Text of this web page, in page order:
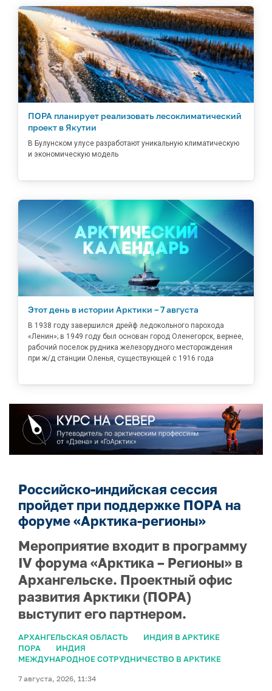
ПОРА планирует реализовать лесоклиматический
проект в Якутии
В Булунском улусе разработают уникальную климатическую
и экономическую модель
Этот день в истории Арктики – 7 августа
В 1938 году завершился дрейф ледокольного парохода
«Ленин»; в 1949 году был основан город Оленегорск, вернее,
рабочий поселок рудника железорудного месторождения
при ж/д станции Оленья, существующей с 1916 года
Российско-индийская сессия
пройдет при поддержке ПОРА на
форуме «Арктика-регионы»
Мероприятие входит в программу
IV форума «Арктика – Регионы» в
Архангельске. Проектный офис
развития Арктики (ПОРА)
выступит его партнером.
АРХАНГЕЛЬСКАЯ ОБЛАСТЬ
ИНДИЯ В АРКТИКЕ
ПОРА
ИНДИЯ
МЕЖДУНАРОДНОЕ СОТРУДНИЧЕСТВО В АРКТИКЕ
7 августа, 2026, 11:34